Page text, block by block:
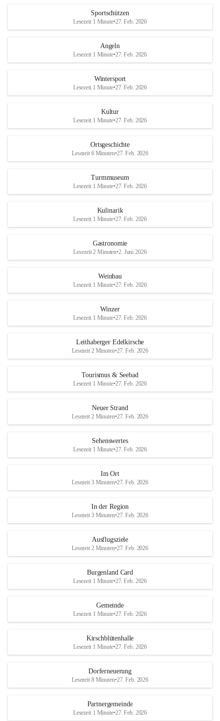
Sportschützen
Lesezeit 1 Minute•27. Feb. 2026
Angeln
Lesezeit 1 Minute•27. Feb. 2026
Wintersport
Lesezeit 1 Minute•27. Feb. 2026
Kultur
Lesezeit 1 Minute•27. Feb. 2026
Ortsgeschichte
Lesezeit 6 Minuten•27. Feb. 2026
Turmmuseum
Lesezeit 1 Minute•27. Feb. 2026
Kulinarik
Lesezeit 1 Minute•27. Feb. 2026
Gastronomie
Lesezeit 2 Minuten•2. Juni 2026
Weinbau
Lesezeit 1 Minute•27. Feb. 2026
Winzer
Lesezeit 1 Minute•27. Feb. 2026
Leithaberger Edelkirsche
Lesezeit 2 Minuten•27. Feb. 2026
Tourismus & Seebad
Lesezeit 1 Minute•27. Feb. 2026
Neuer Strand
Lesezeit 2 Minuten•27. Feb. 2026
Sehenswertes
Lesezeit 1 Minute•27. Feb. 2026
Im Ort
Lesezeit 3 Minuten•27. Feb. 2026
In der Region
Lesezeit 3 Minuten•27. Feb. 2026
Ausflugsziele
Lesezeit 2 Minuten•27. Feb. 2026
Burgenland Card
Lesezeit 1 Minute•27. Feb. 2026
Gemeinde
Lesezeit 1 Minute•27. Feb. 2026
Kirschblütenhalle
Lesezeit 1 Minute•27. Feb. 2026
Dorferneuerung
Lesezeit 8 Minuten•27. Feb. 2026
Partnergemeinde
Lesezeit 1 Minute•27. Feb. 2026